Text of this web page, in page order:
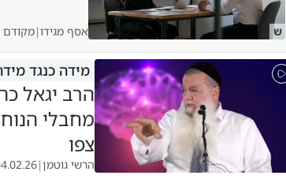
ש אסף מגידו|מקודם
מידה כנגד
הרב יגאל
מחבלי
צפו
הרשי גוטמן|